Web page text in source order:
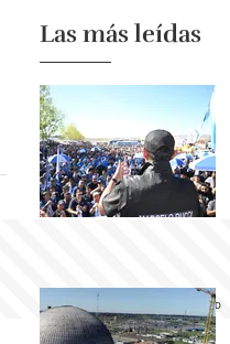
Las más leídas